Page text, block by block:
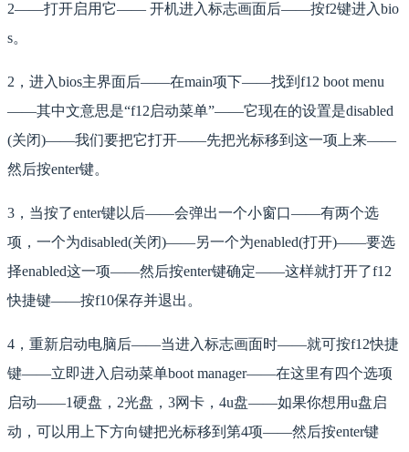
2——打开启用它—— 开机进入标志画面后——按f2键进入bio
s。
2，进入bios主界面后——在main项下——找到f12 boot menu
——其中文意思是“f12启动菜单”——它现在的设置是disabled
(关闭)——我们要把它打开——先把光标移到这一项上来——
然后按enter键。
3，当按了enter键以后——会弹出一个小窗口——有两个选
项，一个为disabled(关闭)——另一个为enabled(打开)——要选
择enabled这一项——然后按enter键确定——这样就打开了f12
快捷键——按f10保存并退出。
4，重新启动电脑后——当进入标志画面时——就可按f12快捷
键——立即进入启动菜单boot manager——在这里有四个选项
启动——1硬盘，2光盘，3网卡，4u盘——如果你想用u盘启
动，可以用上下方向键把光标移到第4项——然后按enter键